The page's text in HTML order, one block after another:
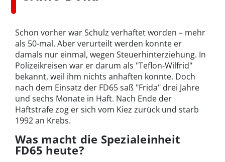
Schon vorher war Schulz verhaftet worden – mehr
als 50-mal. Aber verurteilt werden konnte er
damals nur einmal, wegen Steuerhinterziehung. In
Polizeikreisen war er darum als "Teflon-Wilfrid"
bekannt, weil ihm nichts anhaften konnte. Doch
nach dem Einsatz der FD65 saß "Frida" drei Jahre
und sechs Monate in Haft. Nach Ende der
Haftstrafe zog er sich vom Kiez zurück und starb
1992 an Krebs.
Was macht die Spezialeinheit
FD65 heute?